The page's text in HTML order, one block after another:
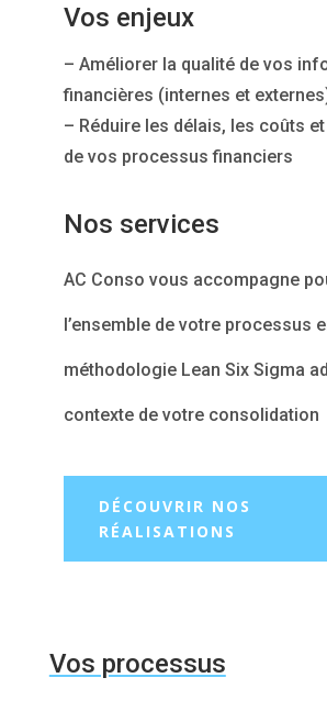
Vos enjeux
– Améliorer la qualité de vos
financières (internes et
– Réduire les délais, les coûts
de vos processus financiers
Nos services
AC Conso vous accompagne
l’ensemble de votre processus
méthodologie Lean Six Sigma
contexte de votre consolidation
DÉCOUVRIR NOS
RÉALISATIONS
Vos processus